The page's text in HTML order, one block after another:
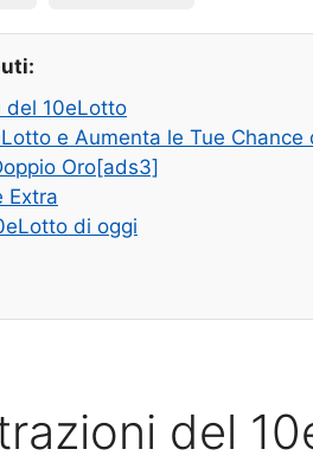
del 10eLotto
e Aumenta le Tue Chance
Oro[ads3]
Extra
di oggi
del